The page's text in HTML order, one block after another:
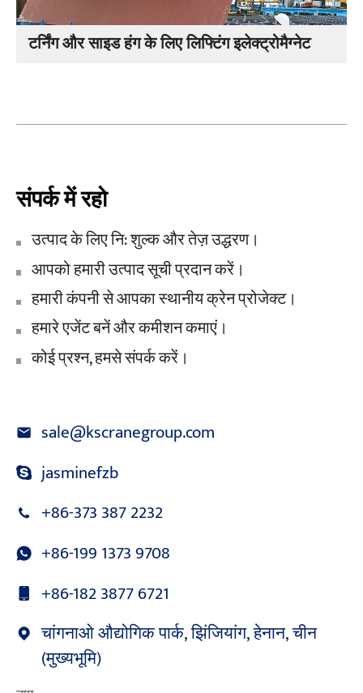
टर्निंग और साइड हंग के लिए लिफ्टिंग इलेक्ट्रोमैग्नेट
संपर्क में रहो
उत्पाद के लिए नि: शुल्क और तेज़ उद्धरण।
आपको हमारी उत्पाद सूची प्रदान करें।
हमारी कंपनी से आपका स्थानीय क्रेन प्रोजेक्ट।
हमारे एजेंट बनें और कमीशन कमाएं।
कोई प्रश्न, हमसे संपर्क करें।
sale@kscranegroup.com
jasminefzb
+86-373 387 2232
+86-199 1373 9708
+86-182 3877 6721
चांगनाओ औद्योगिक पार्क, झिंजियांग, हेनान, चीन
(मुख्यभूमि)